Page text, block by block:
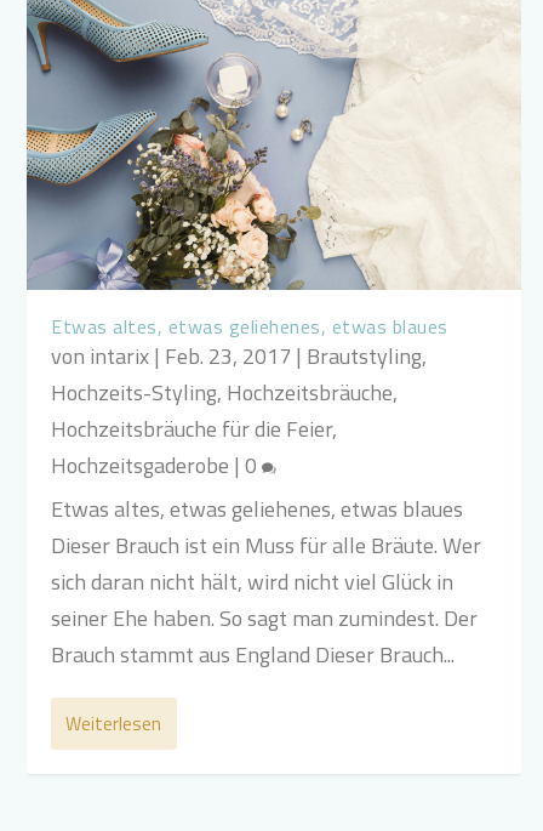
Etwas altes, etwas geliehenes, etwas blaues
von intarix| Feb. 23, 2017 | Brautstyling,
Hochzeits-Styling, Hochzeitsbräuche,
Hochzeitsbräuche für die Feier,
Hochzeitsgaderobe |0
Etwas altes, etwas geliehenes, etwas blaues
Dieser Brauch ist ein Muss für alle Bräute. Wer
sich daran nicht hält, wird nicht viel Glück in
seiner Ehe haben. So sagt man zumindest. Der
Brauch stammt aus England Dieser Brauch...
Weiterlesen